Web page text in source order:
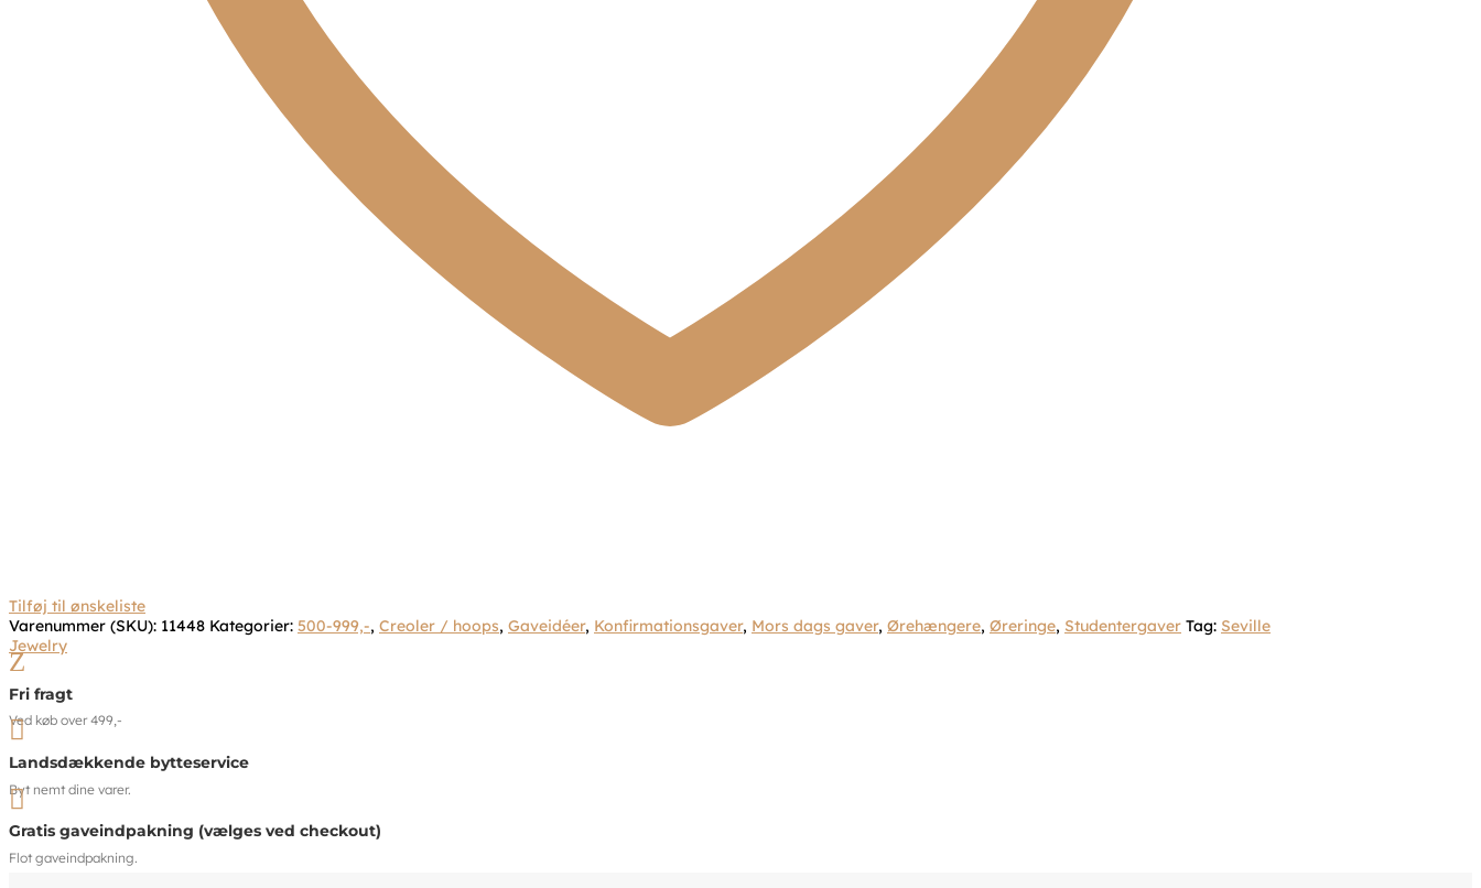
Tilføj til ønskeliste
Varenummer (SKU): 11448 Kategorier: 500-999,-, Creoler / hoops, Gaveidéer, Konfirmationsgaver, Mors dags gaver, Ørehængere, Øreringe, Studentergaver Tag: Seville
Jewelry
Z
Fri fragt
Ved køb over 499,-

Landsdækkende bytteservice
Byt nemt dine varer.

Gratis gaveindpakning (vælges ved checkout)
Flot gaveindpakning.